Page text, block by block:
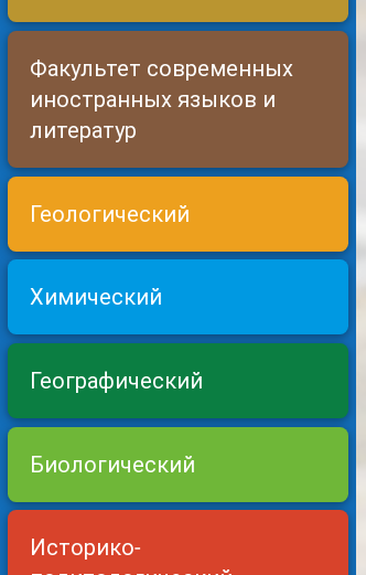
Факультет современных
иностранных языков и
литератур
Геологический
Химический
Географический
Биологический
Историко-